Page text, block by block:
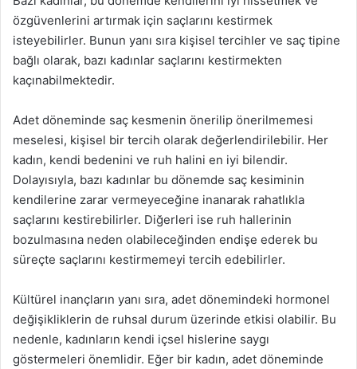
özgüvenlerini artırmak için saçlarını kestirmek
isteyebilirler. Bunun yanı sıra kişisel tercihler ve saç tipine
bağlı olarak, bazı kadınlar saçlarını kestirmekten
kaçınabilmektedir.
Adet döneminde saç kesmenin önerilip önerilmemesi
meselesi, kişisel bir tercih olarak değerlendirilebilir. Her
kadın, kendi bedenini ve ruh halini en iyi bilendir.
Dolayısıyla, bazı kadınlar bu dönemde saç kesiminin
kendilerine zarar vermeyeceğine inanarak rahatlıkla
saçlarını kestirebilirler. Diğerleri ise ruh hallerinin
bozulmasına neden olabileceğinden endişe ederek bu
süreçte saçlarını kestirmemeyi tercih edebilirler.
Kültürel inançların yanı sıra, adet dönemindeki hormonel
değişikliklerin de ruhsal durum üzerinde etkisi olabilir. Bu
nedenle, kadınların kendi içsel hislerine saygı
göstermeleri önemlidir. Eğer bir kadın, adet döneminde